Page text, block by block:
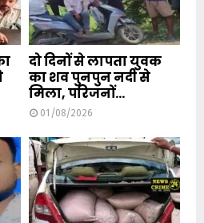
दो दिनों से लापता युवक
का शव पुनपुन नदी से
मिला, परिजनों...
01/08/2026